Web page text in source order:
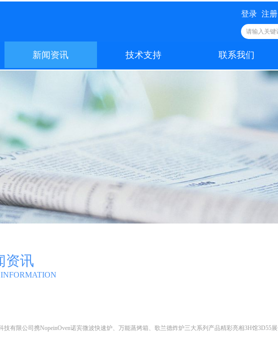
新闻资讯 技术支持 联系我们
登录 注册
资讯
有限公司携NopeinOven诺宾微波快速炉、万能蒸烤箱、歌兰德炸炉三大系列产品精彩亮相3H馆3D55